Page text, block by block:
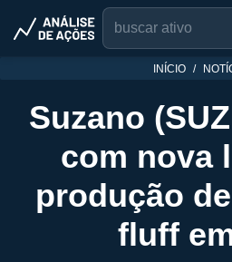
INÍCIO
Suzano
com nova
produção
fluff